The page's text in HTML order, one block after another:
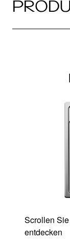
Scrollen
entdecken